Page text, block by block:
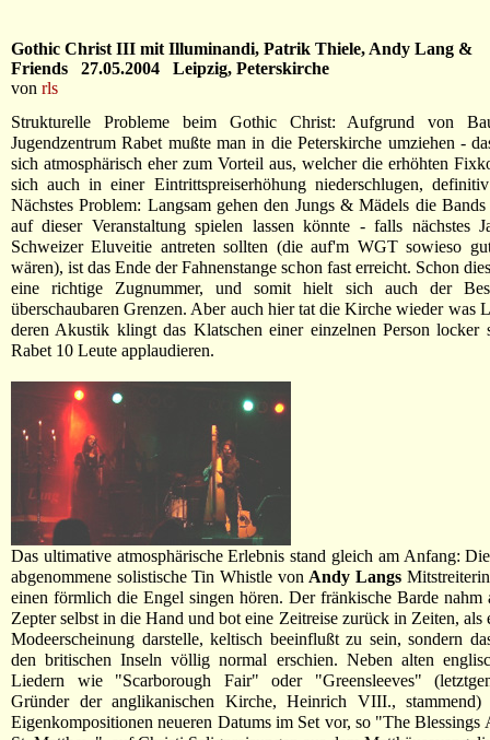
Gothic Christ III mit Illuminandi, Patrik Thiele, Andy Lang &
Friends 27.05.2004 Leipzig, Peterskirche
von rls
Strukturelle Probleme beim Gothic Christ: Aufgrund von
Jugendzentrum Rabet mußte man in die Peterskirche umziehen -
sich atmosphärisch eher zum Vorteil aus, welcher die erhöhten
sich auch in einer Eintrittspreiserhöhung niederschlugen,
Nächstes Problem: Langsam gehen den Jungs & Mädels die
auf dieser Veranstaltung spielen lassen könnte - falls nächstes
Schweizer Eluveitie antreten sollten (die auf'm WGT sowieso
wären), ist das Ende der Fahnenstange schon fast erreicht. Schon
eine richtige Zugnummer, und somit hielt sich auch der
überschaubaren Grenzen. Aber auch hier tat die Kirche wieder was
deren Akustik klingt das Klatschen einer einzelnen Person locker
Rabet 10 Leute applaudieren.
Das ultimative atmosphärische Erlebnis stand gleich am Anfang:
abgenommene solistische Tin Whistle von Andy Langs
einen förmlich die Engel singen hören. Der fränkische Barde nahm
Zepter selbst in die Hand und bot eine Zeitreise zurück in Zeiten, als
Modeerscheinung darstelle, keltisch beeinflußt zu sein, sondern
den britischen Inseln völlig normal erschien. Neben alten
Liedern wie "Scarborough Fair" oder "Greensleeves"
Gründer der anglikanischen Kirche, Heinrich VIII., stammend)
Eigenkompositionen neueren Datums im Set vor, so "The Blessings